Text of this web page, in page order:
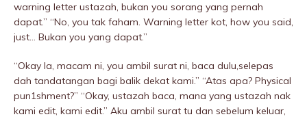
warning letter ustazah, bukan you sorang yang pernah
dapat.” “No, you tak faham. Warning letter kot, how you said,
just… Bukan you yang dapat.”
“Okay la, macam ni, you ambil surat ni, baca dulu,selepas
dah tandatangan bagi balik dekat kami.” “Atas apa? PhysicaI
pun1shment?” “Okay, ustazah baca, mana yang ustazah nak
kami edit, kami edit.” Aku ambil surat tu dan sebelum keluar,